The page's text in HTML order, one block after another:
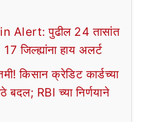
Alert: पुढील 24 तासांत
जिल्ह्यांना हाय अलर्ट
किसान क्रेडिट कार्डच्या
बदल; RBI च्या निर्णयाने